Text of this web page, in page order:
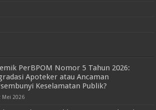
PerBPOM Nomor 5 Tahun 2026:
Apoteker atau Ancaman
Keselamatan Publik?
Mei 2026